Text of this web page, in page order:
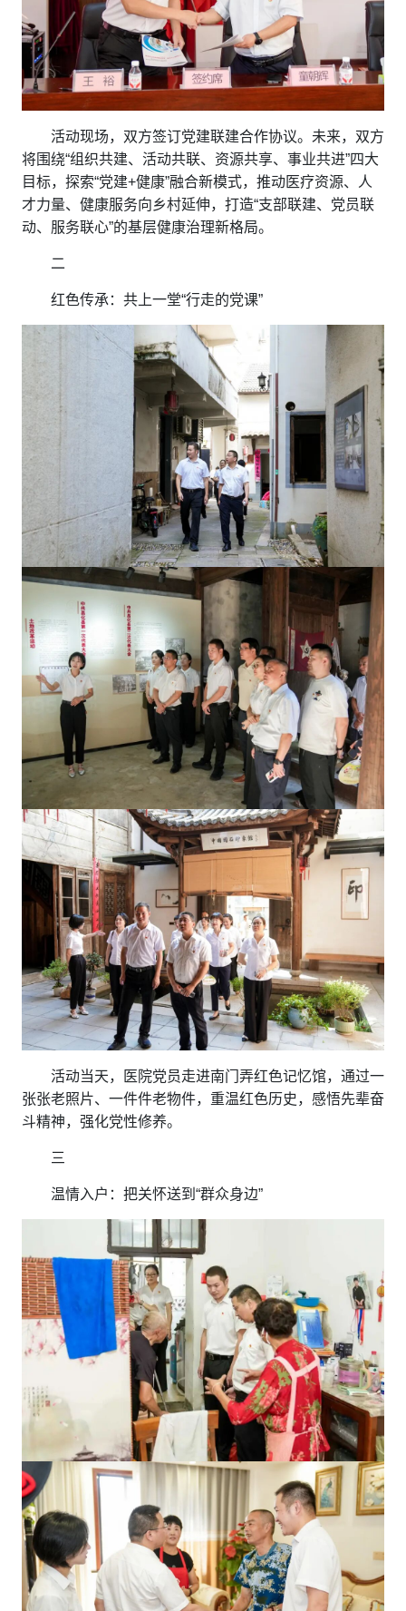
活动现场，双方签订党建联建合作协议。未来，双方
将围绕“组织共建、活动共联、资源共享、事业共进”四大
目标，探索“党建+健康”融合新模式，推动医疗资源、人
才力量、健康服务向乡村延伸，打造“支部联建、党员联
动、服务联心”的基层健康治理新格局。
二
红色传承：共上一堂“行走的党课”
活动当天，医院党员走进南门弄红色记忆馆，通过一
张张老照片、一件件老物件，重温红色历史，感悟先辈奋
斗精神，强化党性修养。
三
温情入户：把关怀送到“群众身边”